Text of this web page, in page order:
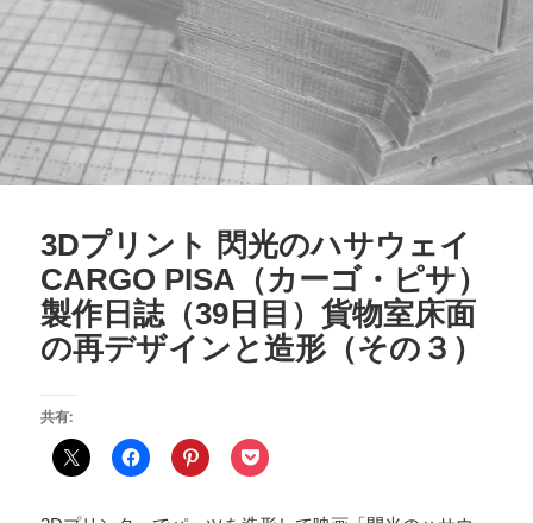
3Dプリント 閃光のハサウェイ
CARGO PISA（カーゴ・ピサ）
製作日誌（39日目）貨物室床面
の再デザインと造形（その３）
共有: